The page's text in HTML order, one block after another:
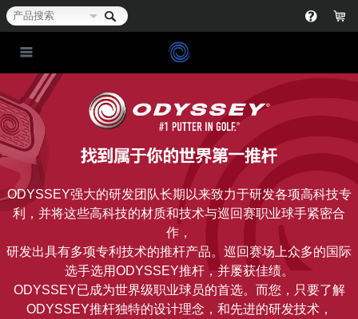
ODYSSEY强大的研发团队长期以来致力于研发各项高科技专
利，并将这些高科技的材质和技术与巡回赛职业球手紧密合
作，
研发出具有多项专利技术的推杆产品。巡回赛场上众多的国际
选手选用ODYSSEY推杆，并屡获佳绩。
ODYSSEY已成为世界级职业球员的首选。而您，只要了解
ODYSSEY推杆独特的设计理念，和先进的研发技术，